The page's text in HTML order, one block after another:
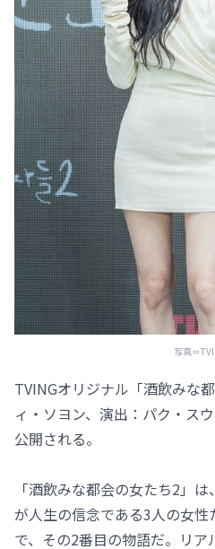
写真＝
TVINGオリジナル「酒飲みな
ィ・ソヨン、演出：パク・ス
公開される。
「酒飲みな都会の女たち2」
が人生の信念である3人の女
で、その2番目の物語だ。リ